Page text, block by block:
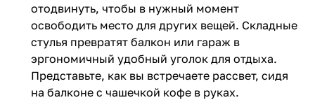
отодвинуть, чтобы в нужный момент
освободить место для других вещей. Складные
стулья превратят балкон или гараж в
эргономичный удобный уголок для отдыха.
Представьте, как вы встречаете рассвет, сидя
на балконе с чашечкой кофе в руках.